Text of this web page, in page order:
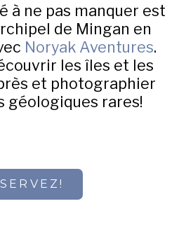
à ne pas manquer est
de Mingan en
Noryak Aventures.
les îles et les
et photographier
géologiques rares!